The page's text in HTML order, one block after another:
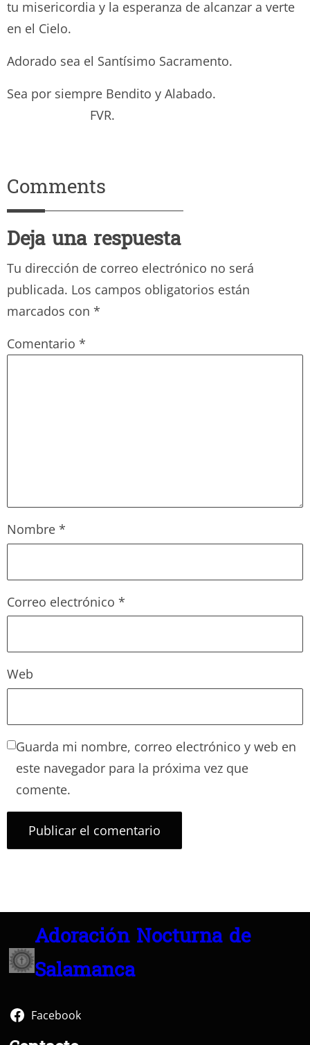
tu misericordia y la esperanza de alcanzar a verte
en el Cielo.
Adorado sea el Santísimo Sacramento.
Sea por siempre Bendito y Alabado.
FVR.
Comments
Deja una respuesta
Tu dirección de correo electrónico no será
publicada. Los campos obligatorios están
marcados con *
Comentario *
Nombre *
Correo electrónico *
Web
Guarda mi nombre, correo electrónico y web en
este navegador para la próxima vez que
comente.
Adoración Nocturna de
Salamanca
Facebook